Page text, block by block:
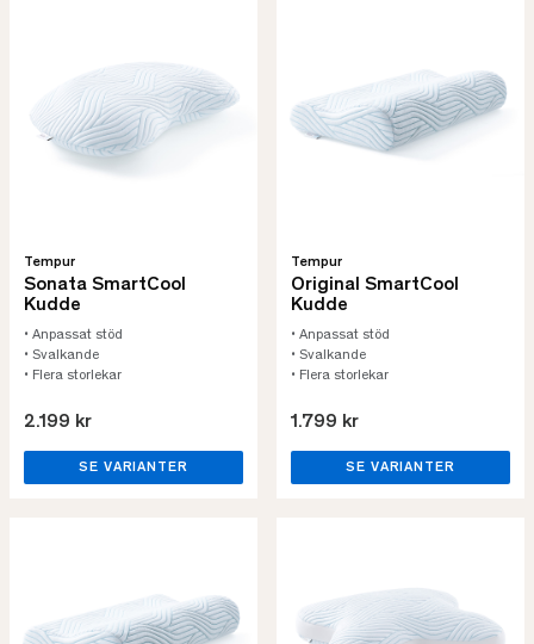
Tempur
Sonata SmartCool
Kudde
• Anpassat stöd
• Svalkande
• Flera storlekar
2.199 kr
SE VARIANTER
Tempur
Original SmartCool
Kudde
• Anpassat stöd
• Svalkande
• Flera storlekar
1.799 kr
SE VARIANTER